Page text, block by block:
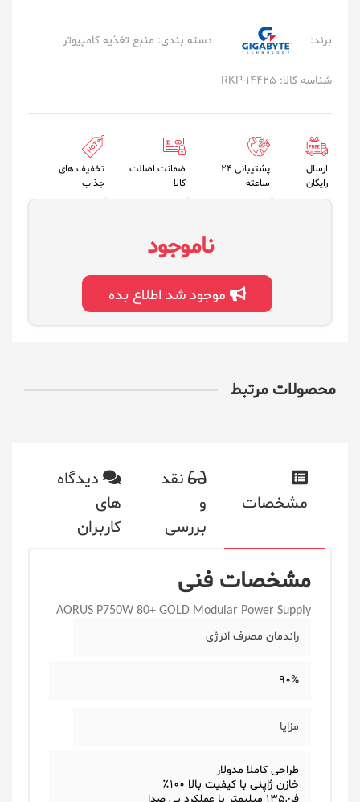
برند: دسته بندی: منبع تغذیه کامپیوتر
شناسه کالا: RKP-14425
ارسال
رایگان
پشتیبانی 24
ساعته
ضمانت اصالت
کالا
تخفیف های
جذاب
ناموجود
موجود شد اطلاع بده
محصولات مرتبط
مشخصات
نقد
و
بررسی
دیدگاه
های
کاربران
مشخصات فنی
AORUS P750W 80+ GOLD Modular Power Supply
راندمان مصرف انرژی
90%
مزایا
طراحی کاملا مدولار
خازن ژاپنی با کیفیت بالا 100٪